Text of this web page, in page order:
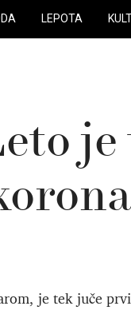
LEPOTA
je
je tek juče